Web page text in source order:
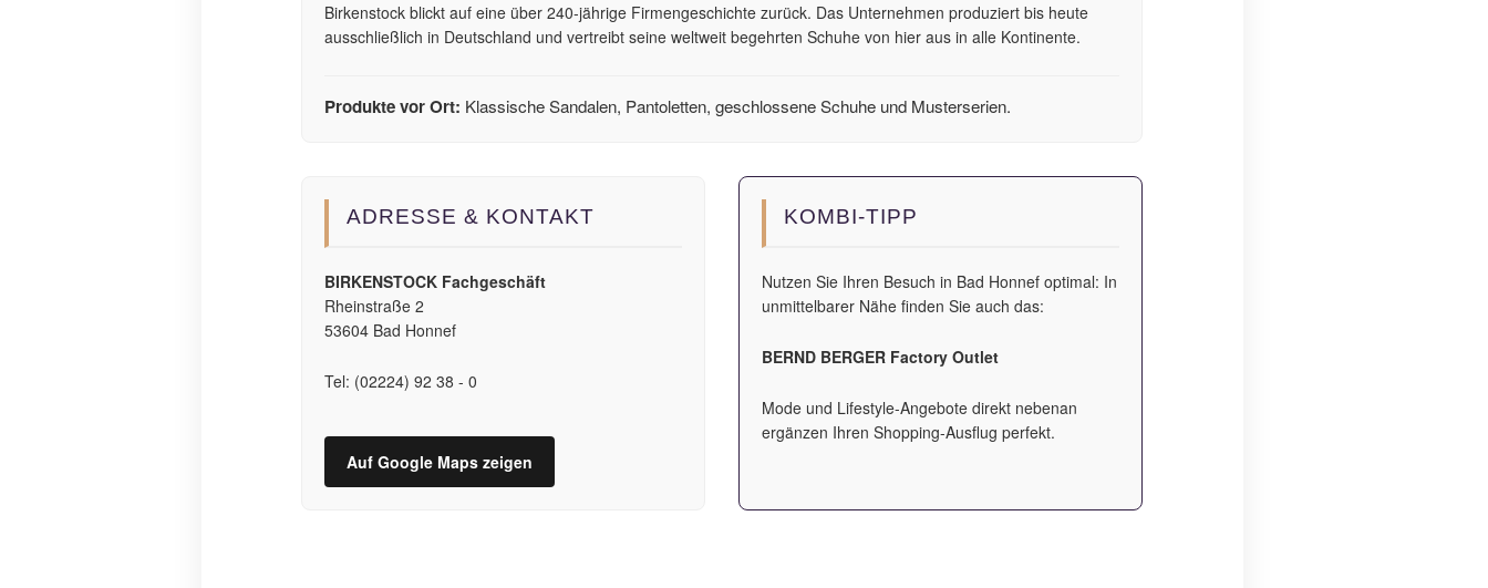
Birkenstock blickt auf eine über 240-jährige Firmengeschichte zurück. Das Unternehmen produziert bis heute
ausschließlich in Deutschland und vertreibt seine weltweit begehrten Schuhe von hier aus in alle Kontinente.
Produkte vor Ort: Klassische Sandalen, Pantoletten, geschlossene Schuhe und Musterserien.
ADRESSE & KONTAKT
BIRKENSTOCK Fachgeschäft
Rheinstraße 2
53604 Bad Honnef
Tel: (02224) 92 38 - 0
Auf Google Maps zeigen
KOMBI-TIPP
Nutzen Sie Ihren Besuch in Bad Honnef optimal: In
unmittelbarer Nähe finden Sie auch das:
BERND BERGER Factory Outlet
Mode und Lifestyle-Angebote direkt nebenan
ergänzen Ihren Shopping-Ausflug perfekt.